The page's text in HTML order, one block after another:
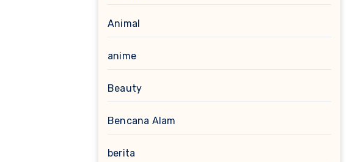
Animal
anime
Beauty
Bencana Alam
berita